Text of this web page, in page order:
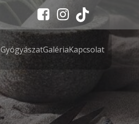
GyógyászatGalériaKapcsolat